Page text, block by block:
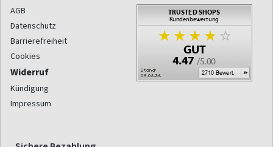
AGB
Datenschutz
Barrierefreiheit
Cookies
Widerruf
Kündigung
Impressum